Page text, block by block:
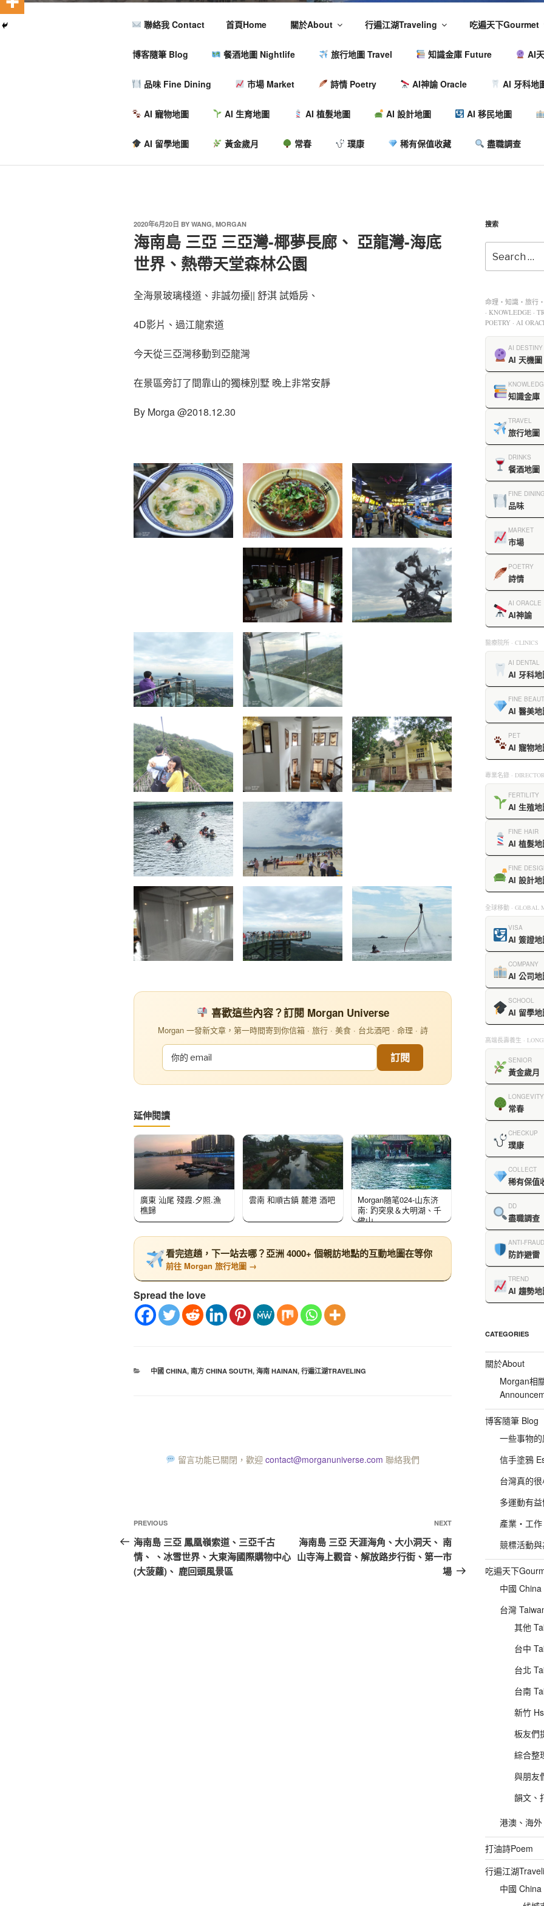
聯絡我 Contact 首頁Home 關於About 行遍江湖Traveling 吃遍天下Gourmet
博客隨筆 Blog 餐酒地圖 Nightlife 旅行地圖 Travel 知識金庫 Future AI
品味 Fine Dining 市場 Market 詩情 Poetry AI神諭 Oracle AI 牙科地
AI 寵物地圖 AI 生育地圖 AI 植髮地圖 AI 設計地圖 AI 移民地圖
AI 留學地圖 黃金歲月 常春 璞康 稀有保值收藏 盡職調查
2020年6月20日 BY WANG, MORGAN
海南島 三亞 三亞灣-椰夢長廊、 亞龍灣-海底
世界、熱帶天堂森林公園
全海景玻璃棧道、非誠勿擾|| 舒淇 試婚房、
4D影片、過江龍索道
今天從三亞灣移動到亞龍灣
在景區旁訂了間靠山的獨棟別墅 晚上非常安靜
By Morga @2018.12.30
喜歡這些內容？訂閱 Morgan Universe
Morgan 一發新文章，第一時間寄到你信箱 · 旅行 · 美食 · 台北酒吧 · 命理 · 詩
訂閱
延伸閱讀
廣東 汕尾 殘霞.夕照.漁
樵歸
雲南 和順古鎮 麓港 酒吧
Morgan随笔024-山东济
南: 趵突泉＆大明湖、千
佛山
看完這趟，下一站去哪？亞洲 4000+ 個親訪地點的互動地圖在等你
前往 Morgan 旅行地圖 →
Spread the love
中國 CHINA, 南方 CHINA SOUTH, 海南 HAINAN, 行遍江湖TRAVELING
留言功能已關閉，歡迎contact@morganuniverse.com 聯絡我們
PREVIOUS
海南島 三亞 鳳凰嶺索道、三亞千古
情、 、冰雪世界、大東海國際購物中心
(大菠蘿)、 鹿回頭風景區
NEXT
海南島 三亞 天涯海角、大小洞天、 南
山寺海上觀音、解放路步行街、第一市
場
搜索
命理・知識・旅行
· KNOWLEDGE ·
POETRY · AI
AI DESTINY
AI 天機圖
知識金庫
TRAVEL
旅行地圖
DRINKS
餐酒地圖
FINE DINING
品味
MARKET
市場
POETRY
詩情
AI ORACLE
AI神諭
醫療院所 · CLINICS
AI DENTAL
AI 牙科地
FINE
AI 醫美地
PET
AI 寵物地
專業名錄 ·
FERTILITY
AI 生殖地
FINE HAIR
AI 植髮地
FINE
AI 設計地
全球移動 · GLOBAL
VISA
AI 簽證地
COMPANY
AI 公司地
SCHOOL
AI 留學地
高端長壽養生 ·
SENIOR
黃金歲月
LONGEVITY
常春
CHECKUP
璞康
COLLECT
稀有保值
DD
盡職調查
ANTI-FRAUD
防詐避雷
TREND
AI 趨勢地
CATEGORIES
關於About
Morgan相
博客隨筆 Blog
一些事物
信手塗鴉
台灣真的
多運動有
產業‧工
競標活動
吃遍天下
中國 China
台灣
其他
台中
台北
台南
新竹
板友們
綜合整
與朋友
韻文、
港澳、海
打油詩Poem
行遍江湖
中國 China